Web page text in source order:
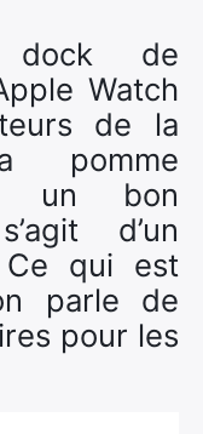
de
Watch
de la
pomme
un bon
d’un
qui est
parle de
pour les